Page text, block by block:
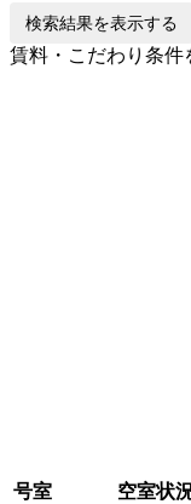
検索結果を表示する
賃料・こだわり条件
号室
空室状